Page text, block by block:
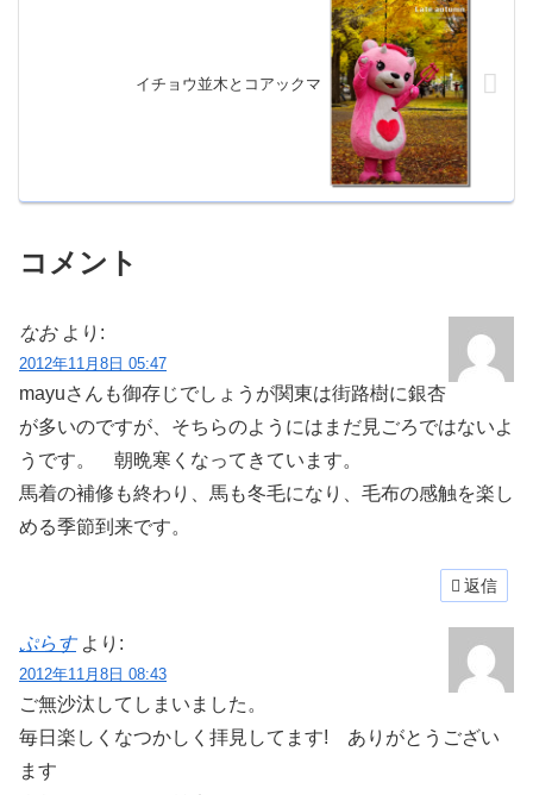
イチョウ並木とコアックマ
コメント
なお より:
2012年11月8日 05:47
mayuさんも御存じでしょうが関東は街路樹に銀杏
が多いのですが、そちらのようにはまだ見ごろではないよ
うです。 朝晩寒くなってきています。
馬着の補修も終わり、馬も冬毛になり、毛布の感触を楽し
める季節到来です。
返信
ぷらす より:
2012年11月8日 08:43
ご無沙汰してしまいました。
毎日楽しくなつかしく拝見してます! ありがとうござい
ます